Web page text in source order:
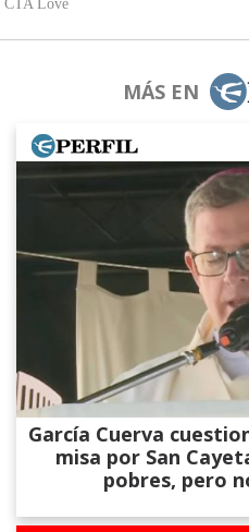
MÁS EN
García Cuerva
misa por San
pobres, pero